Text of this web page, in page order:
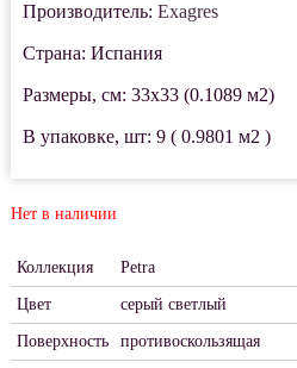
Производитель: Exagres
Страна: Испания
Размеры, см: 33x33 (0.1089 м2)
В упаковке, шт: 9 ( 0.9801 м2 )
Нет в наличии
Коллекция Petra
Цвет серый светлый
Поверхность противоскользящая